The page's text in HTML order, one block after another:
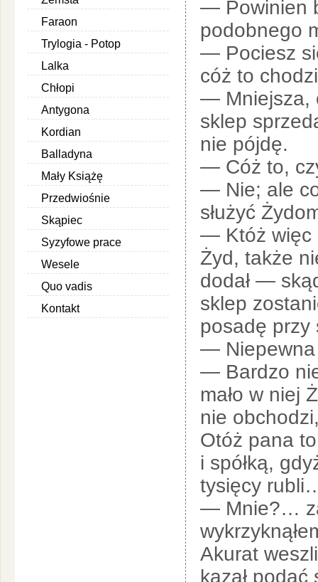
Faraon
Trylogia - Potop
Lalka
Chłopi
Antygona
Kordian
Balladyna
Mały Książę
Przedwiośnie
Skąpiec
Syzyfowe prace
Wesele
Quo vadis
Kontakt
— Powinien
podobnego
— Pociesz
cóż to
— Mniejsza,
sklep
nie pójdę.
— Cóż to,
— Nie; ale
służyć
— Któż więc
Żyd, także
dodał —
sklep
posadę przy
— Niepewna
— Bardzo
mało w niej
nie
Otóż pana
i spółką,
tysięcy
— Mnie?…
Akurat
kazał podać